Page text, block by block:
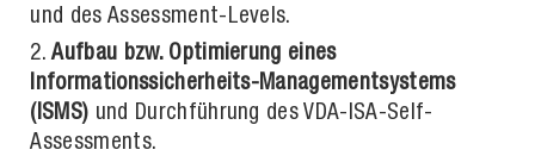
und des Assessment-Levels.
Aufbau bzw. Optimierung eines
Informationssicherheits-Managementsystems
(ISMS) und Durchführung des VDA-ISA-Self-
Assessments.